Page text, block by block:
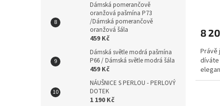
Dámská pomerančově
oranžová pašmína P73
/Dámská pomerančově
oranžová šála
459 Kč
Dámská světle modrá pašmína
P66 / Dámská světle modrá šála
459 Kč
NÁUŠNICE S PERLOU - PERLOVÝ
DOTEK
1 190 Kč
8
Právě
díváte